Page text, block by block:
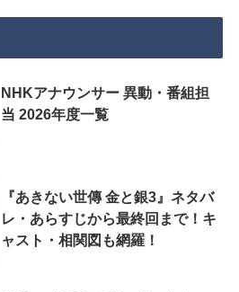
NHKアナウンサー 異動・番組担
当 2026年度一覧
『あきない世傳 金と銀3』ネタバ
レ・あらすじから最終回まで！キ
ャスト・相関図も網羅！